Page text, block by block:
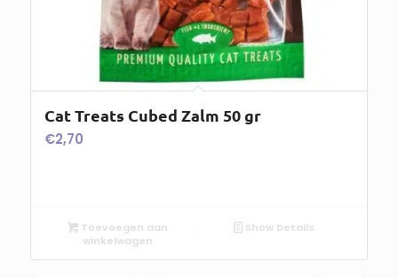
Cat Treats Cubed Zalm 50 gr
€2,70
Toevoegen aan
winkelwagen
Show Details